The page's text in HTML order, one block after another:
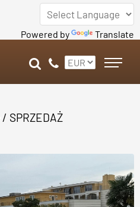
Powered by Translate
/ SPRZEDAŻ